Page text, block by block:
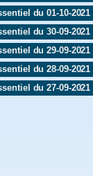
du 01-10-2021
du 30-09-2021
du 29-09-2021
du 28-09-2021
du 27-09-2021